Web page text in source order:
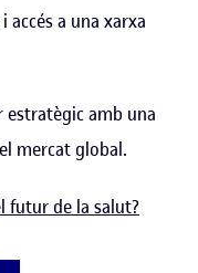
a una xarxa
estratègic amb una
mercat global.
futur de la salut?